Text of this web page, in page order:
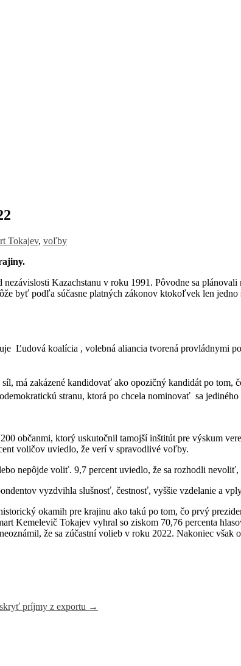
Tokajev, voľby
Kazachstanu v roku 1991. Pôvodne sa
byť podľa súčasne platných zákonov ktokoľvek len
Ľudová koalícia , volebná aliancia tvorená provládnymi
má zakázené kandidovať ako opozičný kandidát po tom,
stranu, ktorá po chcela nominovať sa
občanmi, ktorý uskutočnil tamojší inštitút pre výskum
voličov uviedlo, že verí v spravodlivé voľby.
nepôjde voliť. 9,7 percent uviedlo, že sa rozhodli
vyzdvihla slušnosť, čestnosť, vyššie vzdelanie a
okamih pre krajinu ako takú po tom, čo prvý
Kemelevič Tokajev vyhral so ziskom 70,76 percenta
že sa zúčastní volieb v roku 2022. Nakoniec však
príjmy z exportu →